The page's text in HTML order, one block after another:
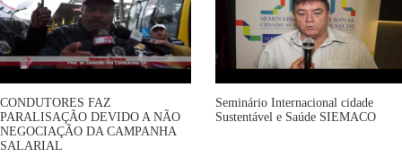
CONDUTORES FAZ
PARALISAÇÃO DEVIDO A NÃO
NEGOCIAÇÃO DA CAMPANHA
SALARIAL
Seminário Internacional cidade
Sustentável e Saúde SIEMACO